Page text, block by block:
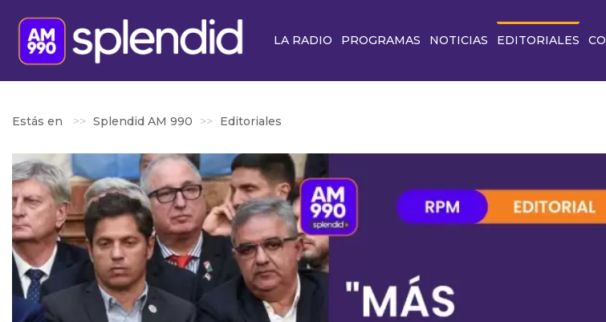
LA RADIO PROGRAMAS NOTICIAS EDITORIALES
Estás en Splendid AM 990 Editoriales